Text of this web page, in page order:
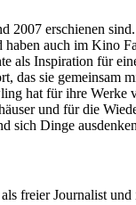
erschienen
auch im Kino
als Inspiration für
sie
hat für ihre
und für die
sich Dinge
freier Journalist und